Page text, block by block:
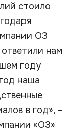
стоило
О3
нам
году
наша
в год», –
«О3»